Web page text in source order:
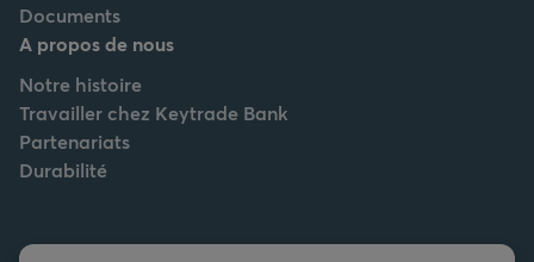
Documents
A propos de nous
Notre histoire
Travailler chez Keytrade Bank
Partenariats
Durabilité